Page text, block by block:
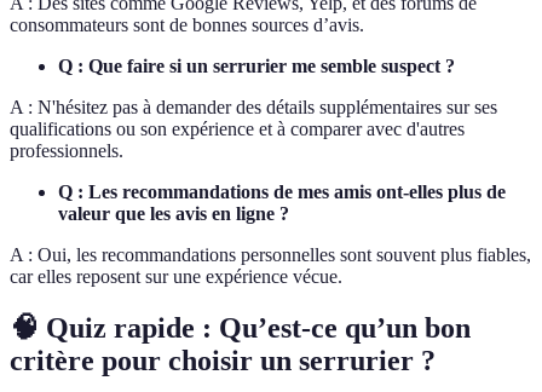
consommateurs sont de bonnes sources d’avis.
Q : Que faire si un serrurier me semble suspect ?
A : N'hésitez pas à demander des détails supplémentaires sur ses
qualifications ou son expérience et à comparer avec d'autres
professionnels.
Q : Les recommandations de mes amis ont-elles plus de
valeur que les avis en ligne ?
A : Oui, les recommandations personnelles sont souvent plus fiables,
car elles reposent sur une expérience vécue.
🧠 Quiz rapide : Qu’est-ce qu’un bon
critère pour choisir un serrurier ?